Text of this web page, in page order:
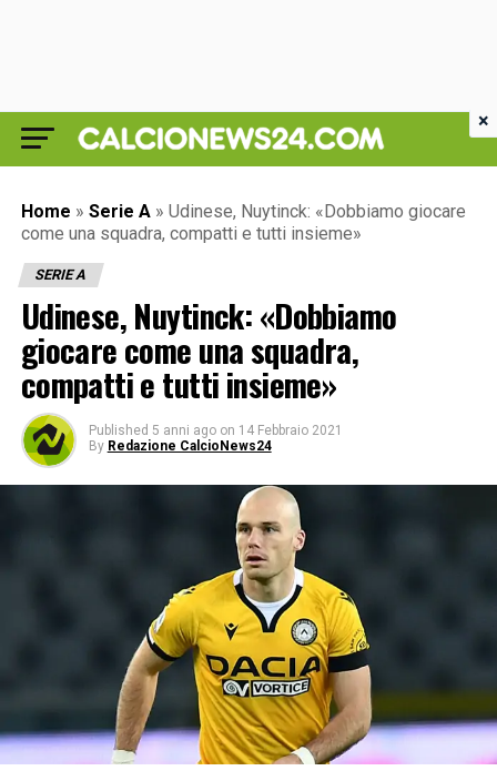
Home » Serie A » Udinese, Nuytinck: «Dobbiamo giocare
come una squadra, compatti e tutti insieme»
SERIE A
Udinese, Nuytinck: «Dobbiamo
giocare come una squadra,
compatti e tutti insieme»
Published 5 anni ago on 14 Febbraio 2021
By Redazione CalcioNews24
×